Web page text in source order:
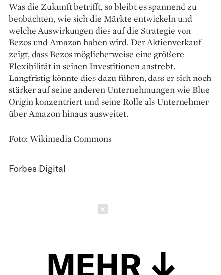
Was die Zukunft betrifft, so bleibt es spannend zu
beobachten, wie sich die Märkte entwickeln und
welche Auswirkungen dies auf die Strategie von
Bezos und Amazon haben wird. Der Aktienverkauf
zeigt, dass Bezos möglicherweise eine größere
Flexibilität in seinen Investitionen anstrebt.
Langfristig könnte dies dazu führen, dass er sich noch
stärker auf seine anderen Unternehmungen wie Blue
Origin konzentriert und seine Rolle als Unternehmer
über Amazon hinaus ausweitet.
Foto: Wikimedia Commons
Forbes Digital
MEHR